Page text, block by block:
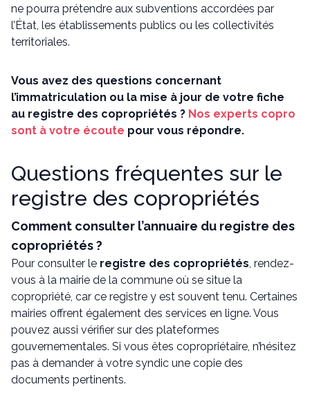
ne pourra prétendre aux subventions accordées par
l’État, les établissements publics ou les collectivités
territoriales.
Vous avez des questions concernant
l’immatriculation ou la mise à jour de votre fiche
au registre des copropriétés ? Nos experts copro
sont à votre écoute pour vous répondre.
Questions fréquentes sur le
registre des copropriétés
Comment consulter l’annuaire du registre des
copropriétés ?
Pour consulter le registre des copropriétés, rendez-
vous à la mairie de la commune où se situe la
copropriété, car ce registre y est souvent tenu. Certaines
mairies offrent également des services en ligne. Vous
pouvez aussi vérifier sur des plateformes
gouvernementales. Si vous êtes copropriétaire, n’hésitez
pas à demander à votre syndic une copie des
documents pertinents.